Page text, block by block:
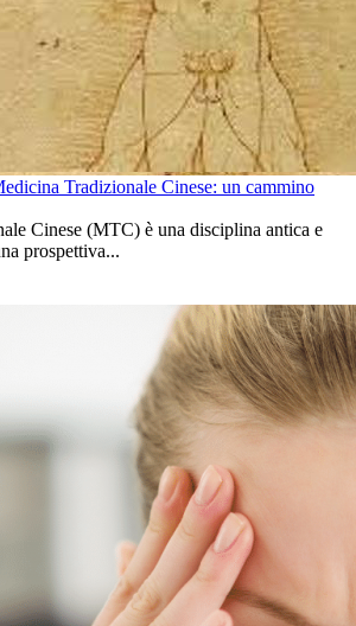
Tradizionale Cinese: un cammino
Cinese (MTC) è una disciplina antica e
prospettiva...